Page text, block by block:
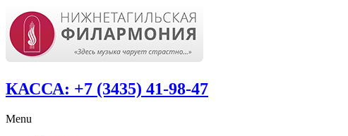
КАССА: +7 (3435) 41-98-47
Menu